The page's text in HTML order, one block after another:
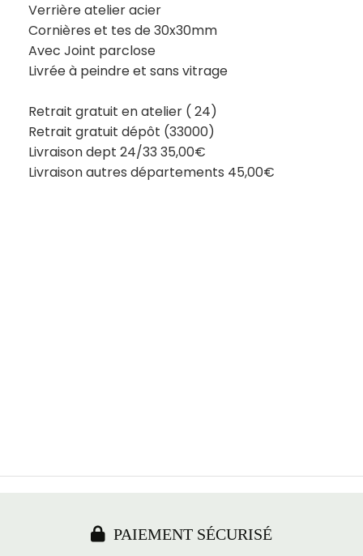
Verrière atelier acier
Cornières et tes de 30x30mm
Avec Joint parclose
Livrée à peindre et sans vitrage
Retrait gratuit en atelier ( 24)
Retrait gratuit dépôt (33000)
Livraison dept 24/33 35,00€
Livraison autres départements 45,00€
 PAIEMENT SÉCURISÉ